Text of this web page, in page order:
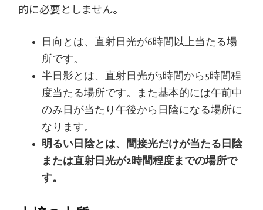
的に必要としません。
日向とは、直射日光が6時間以上当たる場
所です。
半日影とは、直射日光が3時間から5時間程
度当たる場所です。また基本的には午前中
のみ日が当たり午後から日陰になる場所に
なります。
明るい日陰とは、間接光だけが当たる日陰
または直射日光が2時間程度までの場所で
す。